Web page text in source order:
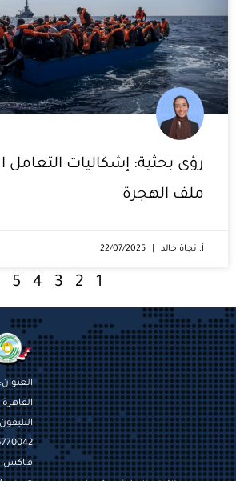
رؤى بحثية: إشكاليات التعامل
ملف الهجرة
أ. نجاة خالد
1
2
3
4
5
القاهرة
– 25763866
فـاكس: 25770063